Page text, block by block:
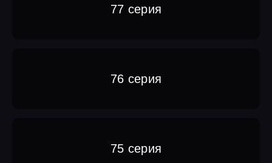
77 серия
76 серия
75 серия